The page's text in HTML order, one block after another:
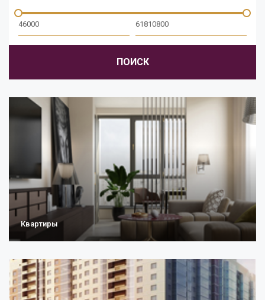
ПОИСК
Квартиры